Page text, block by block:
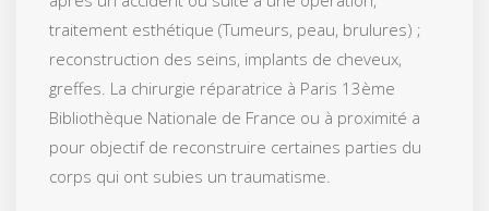
traitement esthétique (Tumeurs, peau, brulures) ;
reconstruction des seins, implants de cheveux,
greffes. La chirurgie réparatrice à Paris 13ème
Bibliothèque Nationale de France ou à proximité a
pour objectif de reconstruire certaines parties du
corps qui ont subies un traumatisme.